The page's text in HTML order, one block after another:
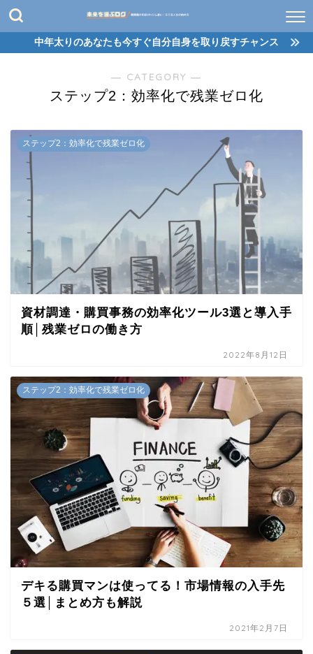
中年太りのあなたも今すぐ自分自身を取り戻すチャンス
― CATEGORY ―
ステップ2：効率化で残業ゼロ化
ステップ2：効率化で残業ゼロ化
資材調達・購買事務の効率化ツール3選と導入手
順│残業ゼロの働き方
2022年8月12日
ステップ2：効率化で残業ゼロ化
デキる購買マンは使ってる！市場情報の入手先
５選│まとめ方も解説
2021年2月7日